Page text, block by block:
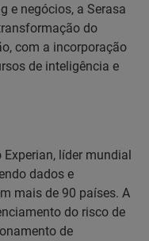
e negócios, a Serasa
do
com a incorporação
de inteligência e
Experian, líder mundial
dados e
mais de 90 países. A
do risco de
de